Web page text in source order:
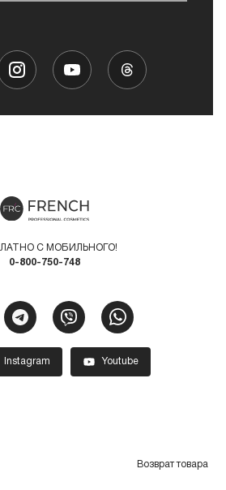
С МОБИЛЬНОГО!
0-800-750-748
Instagram Youtube
Возврат товара